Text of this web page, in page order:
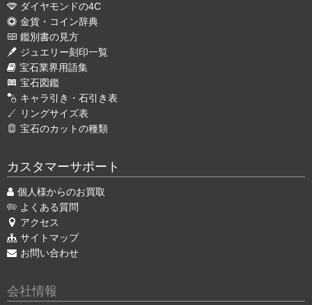
ダイヤモンドの4C
金貨・コイン辞典
鑑別書の見方
ジュエリー刻印一覧
宝石業界用語集
宝石図鑑
キャラ引き・石引き表
リングサイズ表
宝石のカットの種類
カスタマーサポート
個人様からのお買取
よくある質問
アクセス
サイトマップ
お問い合わせ
会社情報